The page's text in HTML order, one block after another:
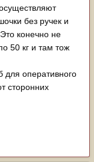
без ручек и
конечно не
50 кг и там тож
для оперативного
сторонних